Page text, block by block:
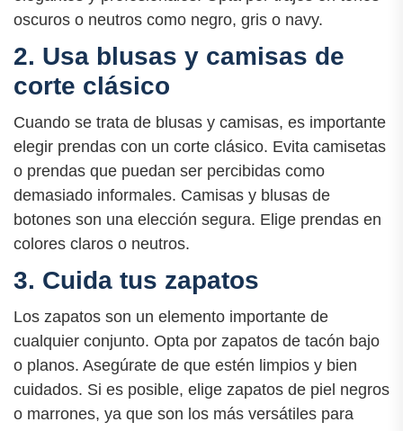
oscuros o neutros como negro, gris o navy.
2. Usa blusas y camisas de
corte clásico
Cuando se trata de blusas y camisas, es importante
elegir prendas con un corte clásico. Evita camisetas
o prendas que puedan ser percibidas como
demasiado informales. Camisas y blusas de
botones son una elección segura. Elige prendas en
colores claros o neutros.
3. Cuida tus zapatos
Los zapatos son un elemento importante de
cualquier conjunto. Opta por zapatos de tacón bajo
o planos. Asegúrate de que estén limpios y bien
cuidados. Si es posible, elige zapatos de piel negros
o marrones, ya que son los más versátiles para